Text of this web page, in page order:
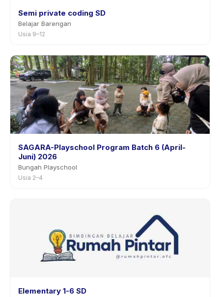
Semi private coding SD
Belajar Barengan
Usia 9–12
SAGARA-Playschool Program Batch 6 (April-
Juni) 2026
Bungah Playschool
Usia 2–4
Elementary 1-6 SD